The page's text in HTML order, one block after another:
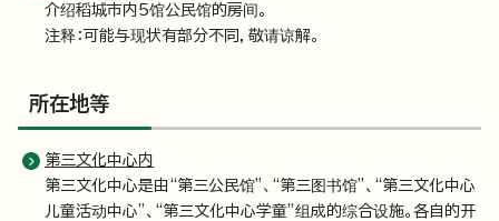
介绍稻城市内5馆公民馆的房间。
注释：可能与现状有部分不同，敬请谅解。
所在地等
第三文化中心内
第三文化中心是由“第三公民馆”、“第三图书馆”、“第三文化中心
儿童活动中心”、“第三文化中心学童”组成的综合设施。各自的开